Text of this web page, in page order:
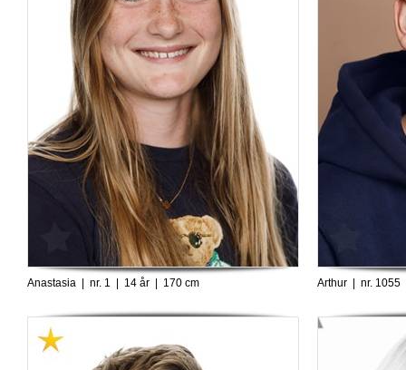
Anastasia | nr. 1 | 14 år | 170 cm Arthur | nr.